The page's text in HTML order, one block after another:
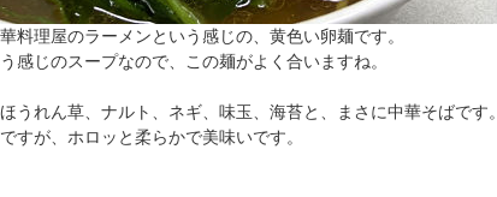
料理屋のラーメンという感じの、黄色い卵麺です。
感じのスープなので、この麺がよく合いますね。
うれん草、ナルト、ネギ、味玉、海苔と、まさに中華そばです。
すが、ホロッと柔らかで美味いです。